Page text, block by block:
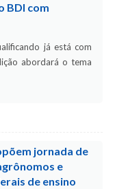
BDI com
já está com
abordará o tema
jornada de
e
de ensino